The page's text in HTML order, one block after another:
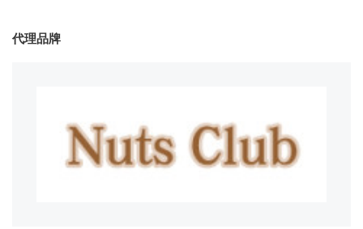
代理品牌